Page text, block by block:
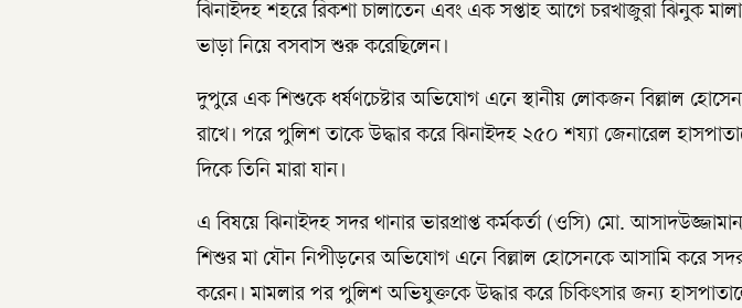
ঝিনাইদহ শহরে রিকশা চালাতেন এবং এক সপ্তাহ আগে চরখাজুরা ঝিনুক
ভাড়া নিয়ে বসবাস শুরু করেছিলেন।
দুপুরে এক শিশুকে ধর্ষণচেষ্টার অভিযোগ এনে স্থানীয় লোকজন বিল্লাল
রাখে। পরে পুলিশ তাকে উদ্ধার করে ঝিনাইদহ ২৫০ শয্যা জেনারেল
দিকে তিনি মারা যান।
এ বিষয়ে ঝিনাইদহ সদর থানার ভারপ্রাপ্ত কর্মকর্তা (ওসি) মো.
শিশুর মা যৌন নিপীড়নের অভিযোগ এনে বিল্লাল হোসেনকে আসামি করে সদর
করেন। মামলার পর পুলিশ অভিযুক্তকে উদ্ধার করে চিকিৎসার জন্য